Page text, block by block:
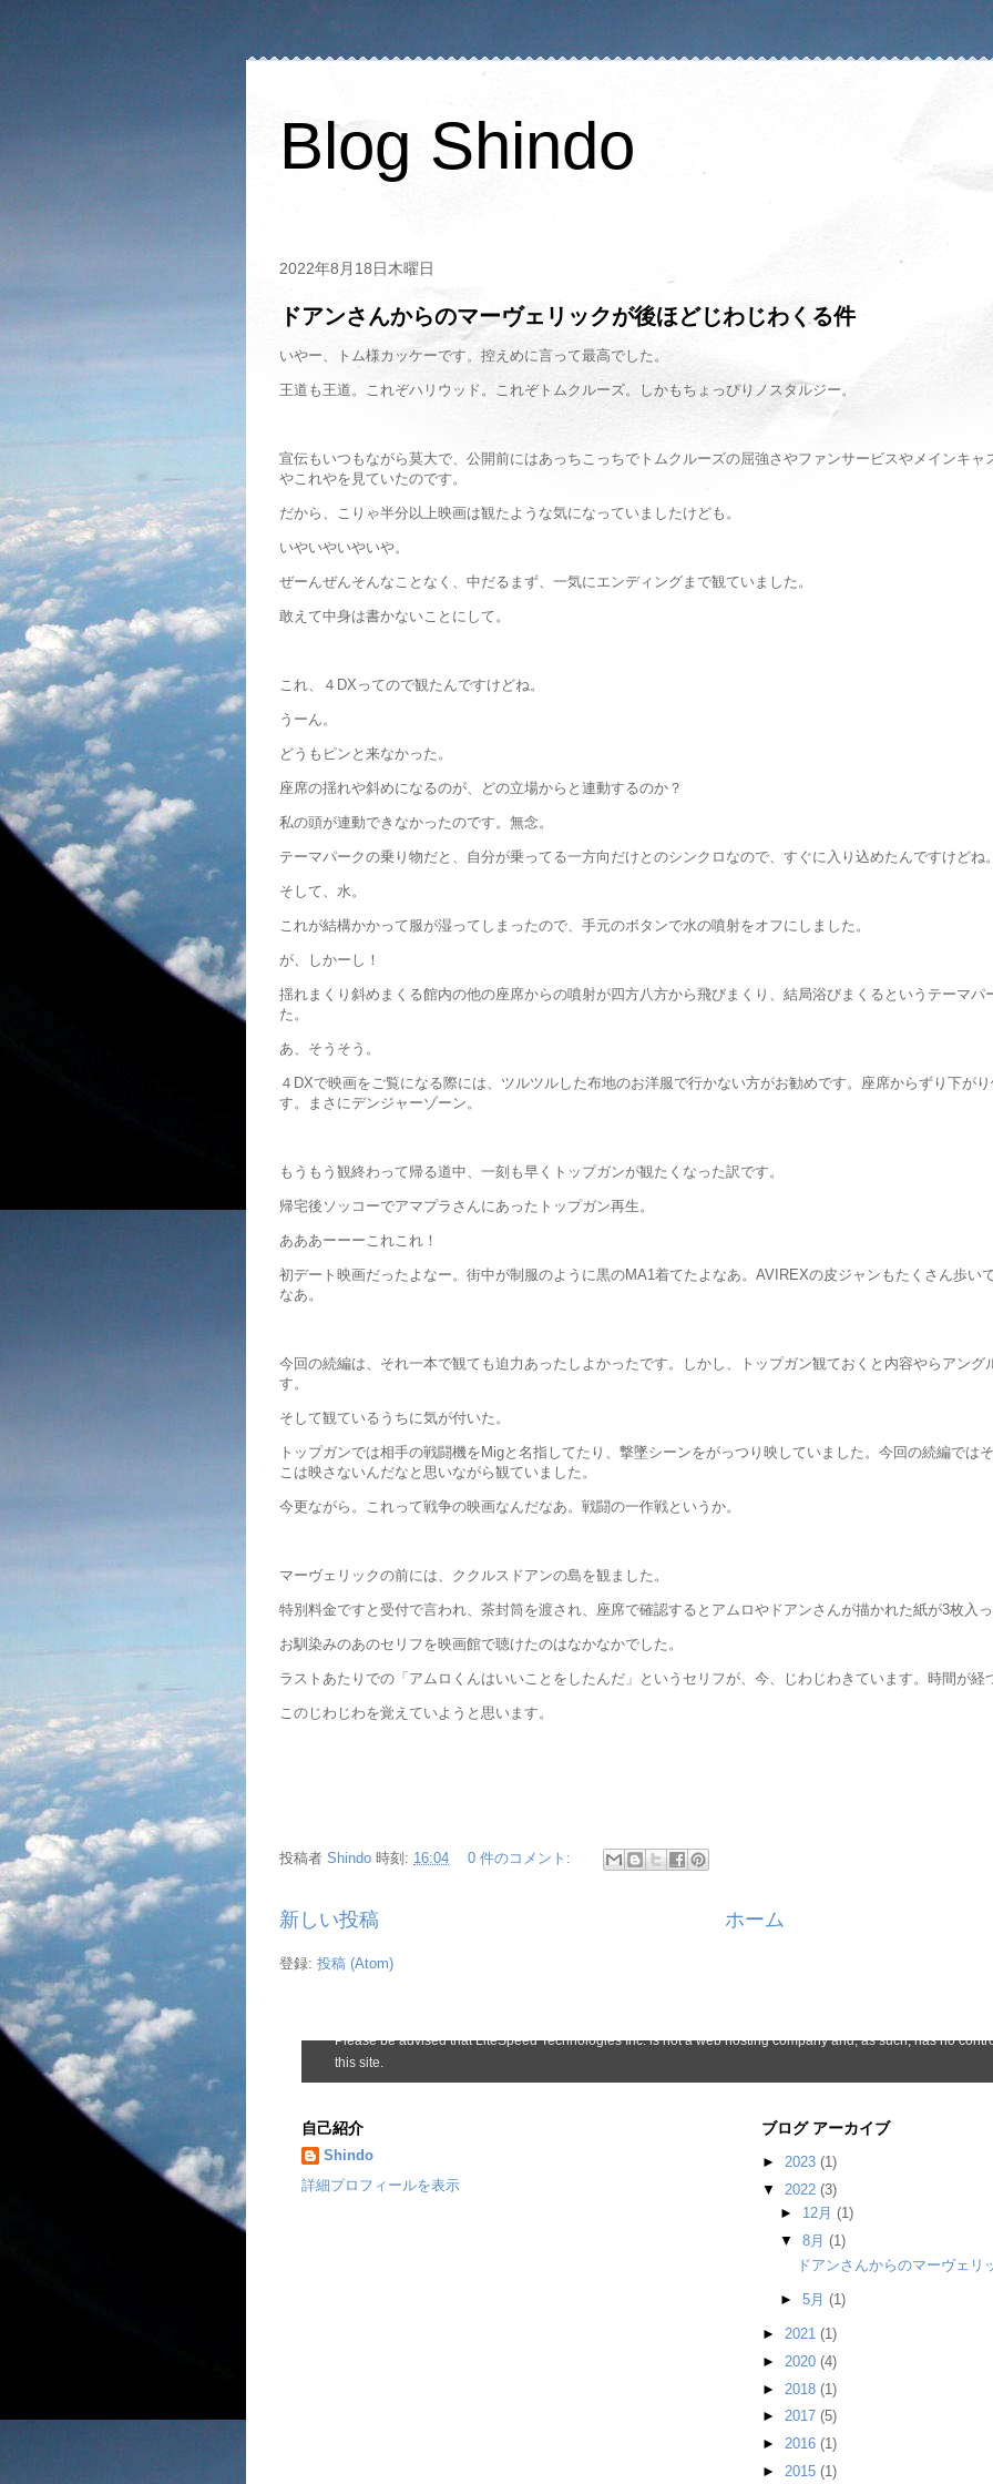
Blog Shindo
2022年8月18日木曜日
ドアンさんからのマーヴェリックが後ほどじわじわくる件
いやー、トム様カッケーです。控えめに言って最高でした。
王道も王道。これぞハリウッド。これぞトムクルーズ。しかもちょっぴりノスタルジー。
宣伝もいつもながら莫大で、公開前にはあっちこっちでトムクルーズの屈強さやファンサービスやメインキャ
やこれやを見ていたのです。
だから、こりゃ半分以上映画は観たような気になっていましたけども。
いやいやいやいや。
ぜーんぜんそんなことなく、中だるまず、一気にエンディングまで観ていました。
敢えて中身は書かないことにして。
これ、４DXってので観たんですけどね。
うーん。
どうもピンと来なかった。
座席の揺れや斜めになるのが、どの立場からと連動するのか？
私の頭が連動できなかったのです。無念。
テーマパークの乗り物だと、自分が乗ってる一方向だけとのシンクロなので、すぐに入り込めたんですけどね
そして、水。
これが結構かかって服が湿ってしまったので、手元のボタンで水の噴射をオフにしました。
が、しかーし！
揺れまくり斜めまくる館内の他の座席からの噴射が四方八方から飛びまくり、結局浴びまくるというテーマパ
た。
あ、そうそう。
４DXで映画をご覧になる際には、ツルツルした布地のお洋服で行かない方がお勧めです。座席からずり下が
す。まさにデンジャーゾーン。
もうもう観終わって帰る道中、一刻も早くトップガンが観たくなった訳です。
帰宅後ソッコーでアマプラさんにあったトップガン再生。
あああーーーこれこれ！
初デート映画だったよなー。街中が制服のように黒のMA1着てたよなあ。AVIREXの皮ジャンもたくさん歩い
なあ。
今回の続編は、それ一本で観ても迫力あったしよかったです。しかし、トップガン観ておくと内容やらアング
す。
そして観ているうちに気が付いた。
トップガンでは相手の戦闘機をMigと名指してたり、撃墜シーンをがっつり映していました。今回の続編では
こは映さないんだなと思いながら観ていました。
今更ながら。これって戦争の映画なんだなあ。戦闘の一作戦というか。
マーヴェリックの前には、ククルスドアンの島を観ました。
特別料金ですと受付で言われ、茶封筒を渡され、座席で確認するとアムロやドアンさんが描かれた紙が3枚入
お馴染みのあのセリフを映画館で聴けたのはなかなかでした。
ラストあたりでの「アムロくんはいいことをしたんだ」というセリフが、今、じわじわきています。時間が経
このじわじわを覚えていようと思います。
投稿者 Shindo 時刻: 16:04 0 件のコメント:
新しい投稿 ホーム
登録: 投稿 (Atom)
自己紹介
Shindo
詳細プロフィールを表示
ブログ アーカイブ
► 2023 (1)
▼ 2022 (3)
► 12月 (1)
▼ 8月 (1)
ドアンさんからのマーヴェ
► 5月 (1)
► 2021 (1)
► 2020 (4)
► 2018 (1)
► 2017 (5)
► 2016 (1)
► 2015 (1)